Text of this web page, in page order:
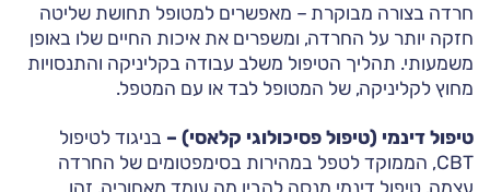
חרדה בצורה מבוקרת – מאפשרים למטופל תחושת שליטה
חזקה יותר על החרדה, ומשפרים את איכות החיים שלו באופן
משמעותי. תהליך הטיפול משלב עבודה בקליניקה והתנסויות
מחוץ לקליניקה, של המטופל לבד או עם המטפל.
טיפול דינמי (טיפול פסיכולוגי קלאסי) – בניגוד לטיפול
CBT, הממוקד לטפל במהירות בסימפטומים של החרדה
עצמה, טיפול דינמי מנסה להבין מה עומד מאחוריה. זהו